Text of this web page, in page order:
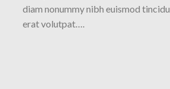
diam nonummy nibh euismod
erat volutpat….